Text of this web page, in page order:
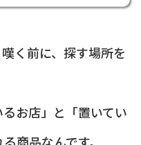
く前に、探す場所を
お店」と「置いてい